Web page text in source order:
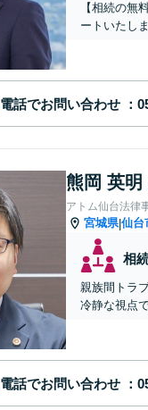
【相続の無
ートいたしま
電話でお問い合わせ
熊岡 英明
アトム仙台法律
宮城県|仙台
相
親族間トラ
冷静な視点
電話でお問い合わせ